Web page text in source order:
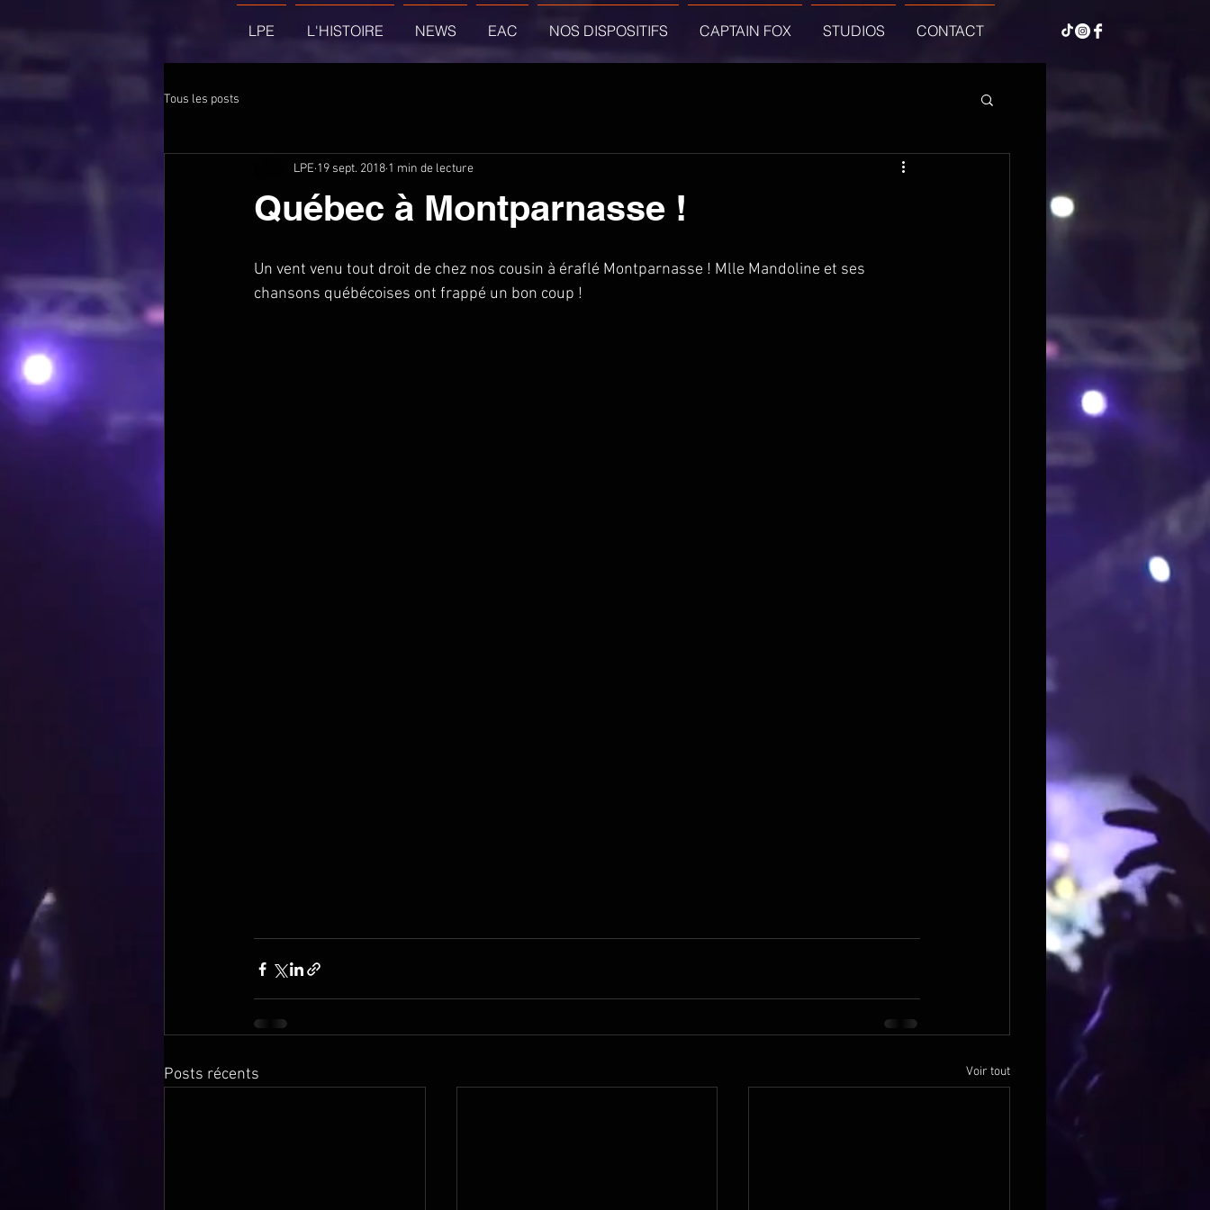
LPE L'HISTOIRE NEWS EAC NOS DISPOSITIFS CAPTAIN FOX STUDIOS CONTACT
Tous les posts
Québec à Montparnasse !
LPE 19 sept. 2018 1 min de lecture
Un vent venu tout droit de chez nos cousin à éraflé Montparnasse ! Mlle Mandoline et ses
chansons québécoises ont frappé un bon coup !
Posts récents Voir tout